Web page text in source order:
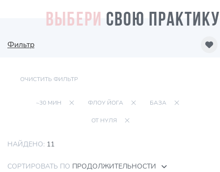
ВЫБЕРИ СВОЮ ПРАКТИКУ
Фильтр
ОЧИСТИТЬ ФИЛЬТР
~30 МИН ФЛОУ ЙОГА БАЗА
ОТ НУЛЯ
НАЙДЕНО: 11
СОРТИРОВАТЬ ПО ПРОДОЛЖИТЕЛЬНОСТИ